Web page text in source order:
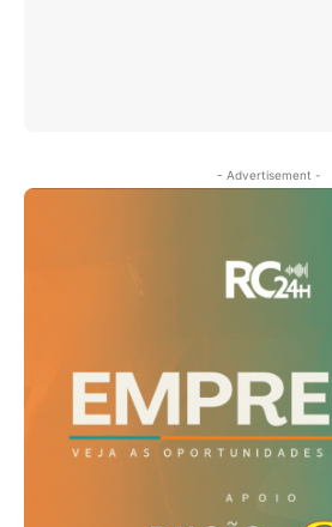
- Advertisement -